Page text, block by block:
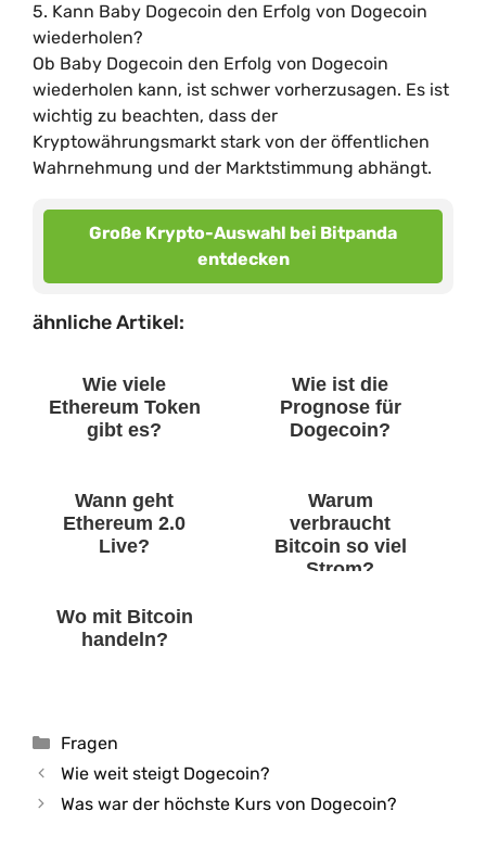
5. Kann Baby Dogecoin den Erfolg von Dogecoin
wiederholen?
Ob Baby Dogecoin den Erfolg von Dogecoin
wiederholen kann, ist schwer vorherzusagen. Es ist
wichtig zu beachten, dass der
Kryptowährungsmarkt stark von der öffentlichen
Wahrnehmung und der Marktstimmung abhängt.
Große Krypto-Auswahl bei Bitpanda
entdecken
ähnliche Artikel:
Wie viele
Ethereum Token
gibt es?
Wie ist die
Prognose für
Dogecoin?
Wann geht
Ethereum 2.0
Live?
Warum
verbraucht
Bitcoin so viel
Strom?
Wo mit Bitcoin
handeln?
Kategorien
Fragen
Wie weit steigt Dogecoin?
Was war der höchste Kurs von Dogecoin?